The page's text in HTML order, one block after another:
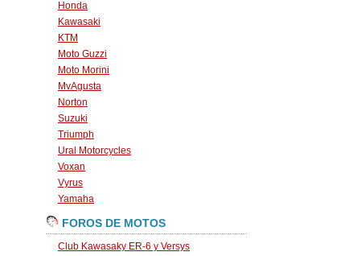
Honda
Kawasaki
KTM
Moto Guzzi
Moto Morini
MvAgusta
Norton
Suzuki
Triumph
Ural Motorcycles
Voxan
Vyrus
Yamaha
FOROS DE MOTOS
Club Kawasaky ER-6 y Versys